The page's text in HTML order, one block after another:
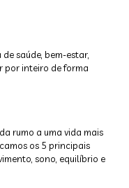
saúde, bem-estar,
por inteiro de forma
rumo a uma vida mais
os 5 principais
sono, equilíbrio e